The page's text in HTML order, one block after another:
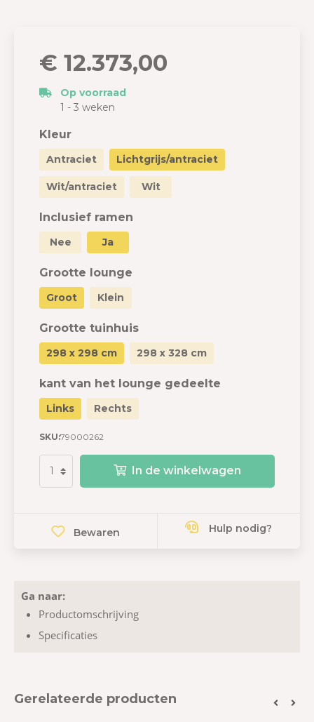
€ 12.373,00
Op voorraad
1 - 3 weken
Kleur
Antraciet Lichtgrijs/antraciet
Wit/antraciet Wit
Inclusief ramen
Nee Ja
Grootte lounge
Groot Klein
Grootte tuinhuis
298 x 298 cm 298 x 328 cm
kant van het lounge gedeelte
Links Rechts
SKU:79000262
In de winkelwagen
Bewaren Hulp nodig?
Ga naar:
Productomschrijving
Specificaties
Gerelateerde producten